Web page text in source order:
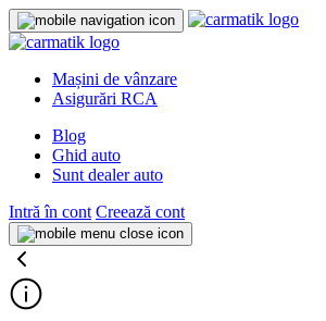
Mașini de vânzare
Asigurări RCA
Blog
Ghid auto
Sunt dealer auto
Intră în cont Creează cont